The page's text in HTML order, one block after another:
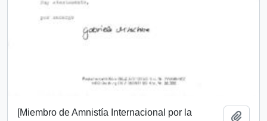
[Miembro de Amnistía Internacional por la